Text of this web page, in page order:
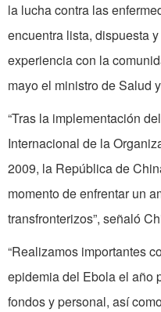
la lucha contra las
encuentra lista, dispuesta
experiencia con la
mayo el ministro de Salud
“Tras la implementación
Internacional de la
2009, la República de
momento de enfrentar un
transfronterizos”, señaló
“Realizamos importantes
epidemia del Ebola el año
fondos y personal, así